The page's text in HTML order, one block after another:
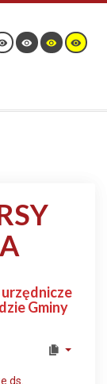
Gminy
ds.